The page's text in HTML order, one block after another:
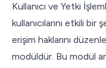
Kullanıcı ve Yetki
kullanıcılarını etkili
erişim haklarını
modüldür. Bu modül